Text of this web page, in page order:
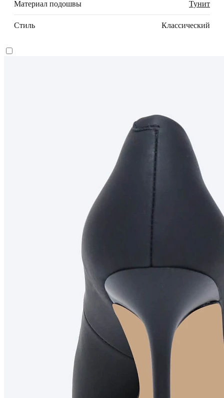
Материал подошвы Тунит
Стиль Классический